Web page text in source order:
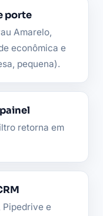
porte
Amarelo,
econômica e
pequena).
retorna em
Pipedrive e